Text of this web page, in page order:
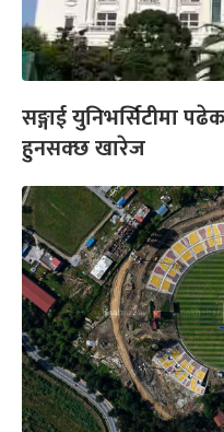
सङ्गाई युनिभर्सिटीमा
हुनसक्छ खारेज